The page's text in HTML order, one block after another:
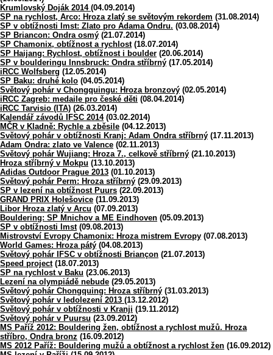
Krumlovský Doják 2014 (04.09.2014)
SP na rychlost, Arco: Hroza zlatý se světovým rekordem (31.08.2014)
SP v obtížnosti Imst: Zlato pro Adama Ondru. (03.08.2014)
SP Briancon: Ondra osmý (21.07.2014)
SP Chamonix, obtížnost a rychlost(18.07.2014)
SP Haijang: Rychlost, obtížnost i boulder (20.06.2014)
SP v boulderingu Innsbruck: Ondra stříbrný (17.05.2014)
iRCC Wolfsberg (12.05.2014)
SP Baku: druhé kolo (04.05.2014)
Světový pohár v Chongquingu: Hroza bronzový (02.05.2014)
iRCC Zagreb: medaile pro české děti (08.04.2014)
iRCC Tarvisio (ITA) (26.03.2014)
Kalendář závodů IFSC 2014(03.02.2014)
MČR v Kladně: Rychle a zběsile (04.12.2013)
Světový pohár v obtížnosti Kranj: Adam Ondra stříbrný (17.11.2013)
Adam Ondra: zlato ve Valence (02.11.2013)
Světový pohár Wujiang: Hroza 7., celkově stříbrný (21.10.2013)
Hroza stříbrný v Mokpu (13.10.2013)
Adidas Outdoor Prague 2013 (01.10.2013)
Světový pohár Perm: Hroza stříbrný (29.09.2013)
SP v lezení na obtížnost Puurs (22.09.2013)
GRAND PRIX Holešovice (11.09.2013)
Libor Hroza zlatý v Arcu (07.09.2013)
Bouldering: SP Mnichov a ME Eindhoven (05.09.2013)
SP v obtížnosti Imst(09.08.2013)
Mistrovství Evropy Chamonix: Hroza mistrem Evropy (07.08.2013)
World Games: Hroza pátý (04.08.2013)
Světový pohár IFSC v obtížnosti Briançon (21.07.2013)
Speed project(18.07.2013)
SP na rychlost v Baku (23.06.2013)
Lezení na olympiádě nebude (29.05.2013)
Světový pohár Chongquing: Hroza stříbrný (31.03.2013)
Světový pohár v ledolezení 2013 (13.12.2012)
Světový pohár v obtížnosti v Kranji (19.11.2012)
Světový pohár v Puursu (23.09.2012)
MS Paříž 2012: Bouldering žen, obtížnost a rychlost mužů. Hroza
stříbro, Ondra bronz (16.09.2012)
MS 2012 Paříž: Bouldering mužů a obtížnost a rychlost žen (16.09.2012)